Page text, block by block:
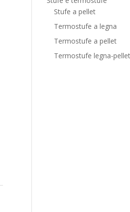
Stufe a pellet
Termostufe a legna
Termostufe a pellet
Termostufe legna-pellet